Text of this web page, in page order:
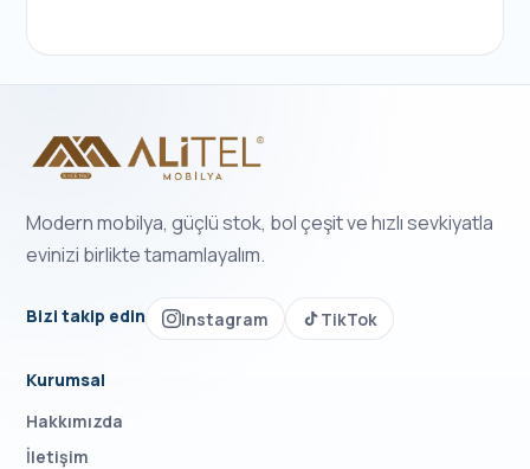
Modern mobilya, güçlü stok, bol çeşit ve hızlı sevkiyatla
evinizi birlikte tamamlayalım.
Bizi takip edin Instagram TikTok
Kurumsal
Hakkımızda
İletişim